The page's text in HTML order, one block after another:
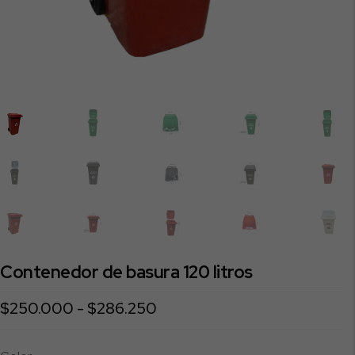
Contenedor de basura 120 litros
$250.000 - $286.250